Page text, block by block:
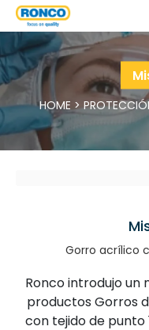
HOME >
Gorro acrílico
Ronco introdujo un
productos Gorros
con tejido de